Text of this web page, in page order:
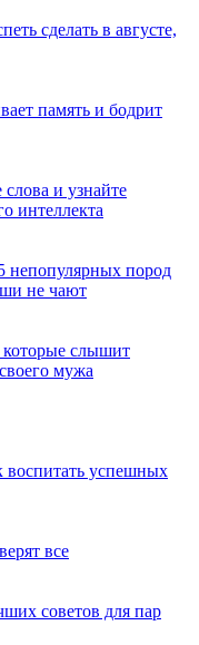
сделать в августе,
память и бодрит
и узнайте
интеллекта
непопулярных пород
не чают
слышит
мужа
воспитать успешных
все
советов для пар